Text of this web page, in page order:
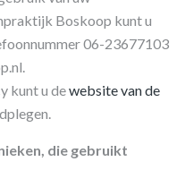
Boskoop kunt u
06-23677103
kunt u dewebsite van de
die gebruikt